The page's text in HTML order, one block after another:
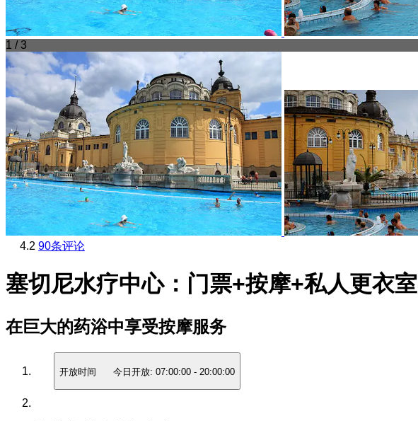
1 / 3
4.2 90条评论
塞切尼水疗中心：门票+按摩+私人更衣室
在巨大的药浴中享受按摩服务
开放时间 今日开放: 07:00:00 - 20:00:00